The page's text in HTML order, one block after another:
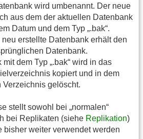
wird umbenannt. Der neue
aus dem der aktuellen Datenbank
Datum und dem Typ „.bak“.
neu erstellte Datenbank erhält den
Datenbank.
dem Typ „.bak“ wird in das
kopiert und in dem
Verzeichnis gelöscht.
stellt sowohl bei „normalen“
bei Replikaten (siehe Replikation)
bisher weiter verwendet werden